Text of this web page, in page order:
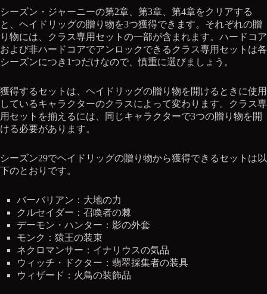
シーズン・ジャーニーの第2章、第3章、第4章をクリアする
と、ヘイドリッグの贈り物を3つ獲得できます。それぞれの贈
り物には、クラス専用セットの一部が含まれます。ハードコア
および非ハードコアでアンロックできるクラス専用セットは各
シーズンにつき1つだけなので、慎重に選びましょう。
獲得するセットは、ヘイドリッグの贈り物を開けるときに使用
しているキャラクターのクラスによって変わります。クラス専
用セットを揃えるには、同じキャラクターで3つの贈り物を開
ける必要があります。
シーズン29でヘイドリッグの贈り物から獲得できるセットは以
下のとおりです。
バーバリアン：大地の力
クルセイダー：召喚者の棘
デーモン・ハンター：影の外套
モンク：猿王の装束
ネクロマンサー：イナリウスの気品
ウィッチ・ドクター：翡翠採集者の装具
ウィザード：火鳥の装飾品